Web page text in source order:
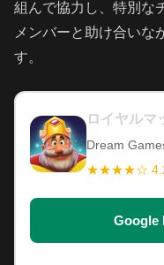
組んで協力し、特別な
メンバーと助け合いな
す。
ロイヤルマ
Dream
★★★★☆ 4.2
Google